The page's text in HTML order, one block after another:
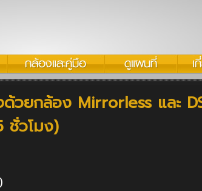
ด้วยกล้อง Mirrorless และ
ชั่วโมง)